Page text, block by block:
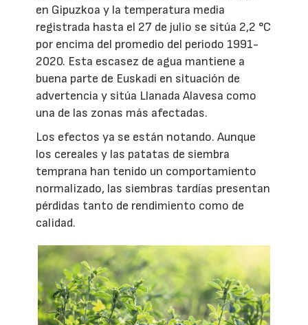
en Gipuzkoa y la temperatura media
registrada hasta el 27 de julio se sitúa 2,2 °C
por encima del promedio del periodo 1991-
2020. Esta escasez de agua mantiene a
buena parte de Euskadi en situación de
advertencia y sitúa Llanada Alavesa como
una de las zonas más afectadas.
Los efectos ya se están notando. Aunque
los cereales y las patatas de siembra
temprana han tenido un comportamiento
normalizado, las siembras tardías presentan
pérdidas tanto de rendimiento como de
calidad.